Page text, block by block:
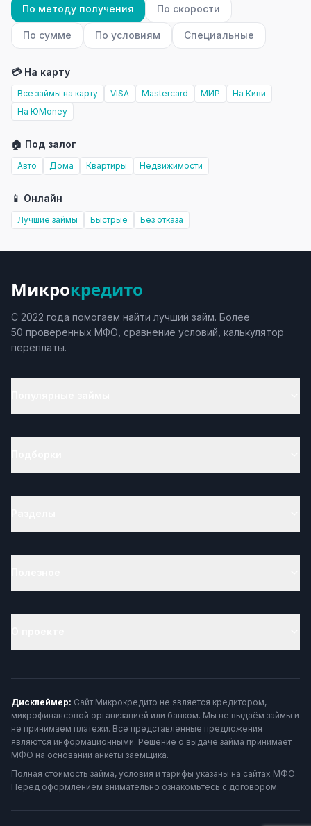
По методу получения По скорости
По сумме По условиям Специальные
💳 На карту
Все займы на карту VISA Mastercard МИР
На Киви
На ЮMoney
🏠 Под залог
Авто Дома Квартиры Недвижимости
📱 Онлайн
Лучшие займы Быстрые Без отказа
Микрокредито
С 2022 года помогаем найти лучший займ. Более
50 проверенных МФО, сравнение условий, калькулятор
переплаты.
Дисклеймер: Сайт Микрокредито не является кредитором,
микрофинансовой организацией или банком. Мы не выдаём займы и
не принимаем платежи. Все представленные предложения
являются информационными. Решение о выдаче займа принимает
МФО на основании анкеты заёмщика.
Полная стоимость займа, условия и тарифы указаны на сайтах МФО.
Перед оформлением внимательно ознакомьтесь с договором.